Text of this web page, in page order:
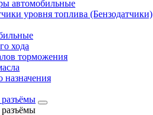
автомобильные
уровня топлива (Бензодатчики)
хода
торможения
назначения